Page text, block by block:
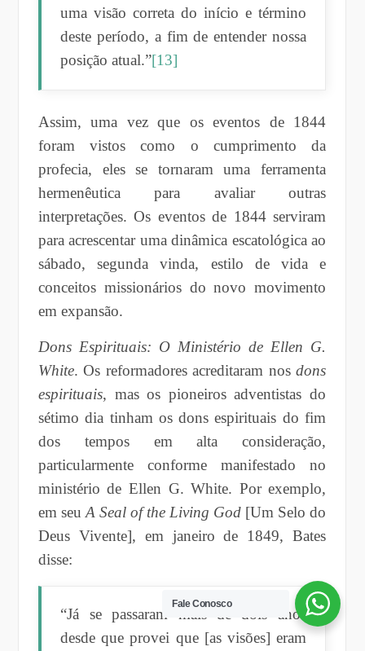
uma visão correta do início e término
deste período, a fim de entender nossa
posição atual.”[13]
Assim, uma vez que os eventos de 1844
foram vistos como o cumprimento da
profecia, eles se tornaram uma ferramenta
hermenêutica para avaliar outras
interpretações. Os eventos de 1844 serviram
para acrescentar uma dinâmica escatológica ao
sábado, segunda vinda, estilo de vida e
conceitos missionários do novo movimento
em expansão.
Dons Espirituais: O Ministério de Ellen G.
White. Os reformadores acreditaram nosdons
espirituais, mas os pioneiros adventistas do
sétimo dia tinham os dons espirituais do fim
dos tempos em alta consideração,
particularmente conforme manifestado no
ministério de Ellen G. White. Por exemplo,
em seu A Seal of the Living God [Um Selo do
Deus Vivente], em janeiro de 1849, Bates
disse:
“Já se passaram mais de dois anos
desde que provei que [as visões] eram
Fale Conosco